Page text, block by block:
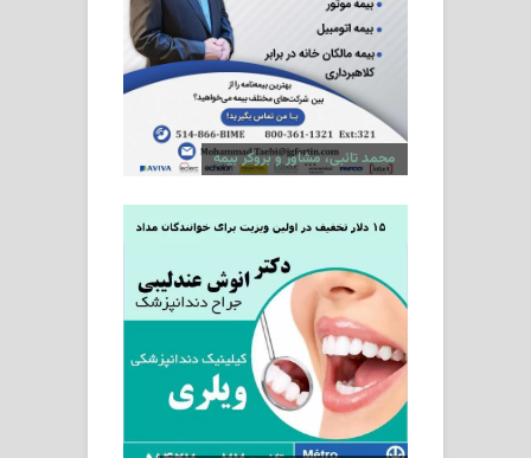
محمد تائبی، مشاور و بروکر بیمه